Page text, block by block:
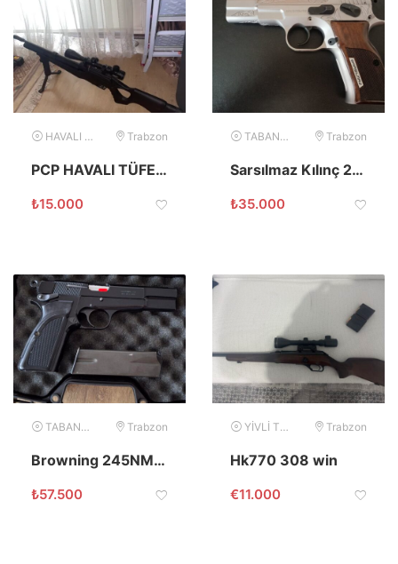
HAVALI SİLAH Trabzon
PCP HAVALI TÜFEK HATSAN FLASH 101
₺15.000
TABANCA Trabzon
Sarsılmaz Kılınç 2000 Light Stainless Steel Mat İşlemeli
₺35.000
TABANCA Trabzon
Browning 245NM Serisi Balıklı 14 lü
₺57.500
YİVLİ TÜFEK Trabzon
Hk770 308 win
€11.000